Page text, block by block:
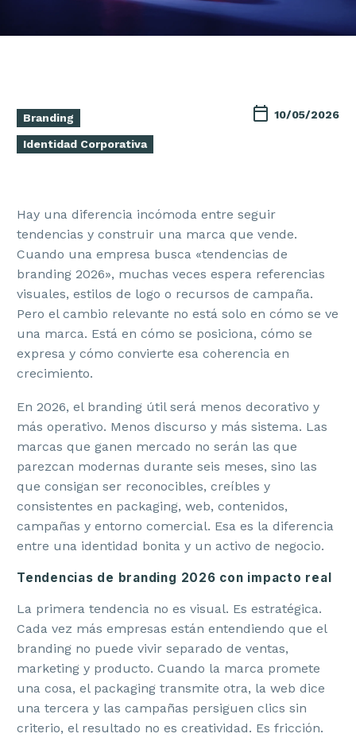
Branding
Identidad Corporativa
10/05/2026
Hay una diferencia incómoda entre seguir
tendencias y construir una marca que vende.
Cuando una empresa busca «tendencias de
branding 2026», muchas veces espera referencias
visuales, estilos de logo o recursos de campaña.
Pero el cambio relevante no está solo en cómo se ve
una marca. Está en cómo se posiciona, cómo se
expresa y cómo convierte esa coherencia en
crecimiento.
En 2026, el branding útil será menos decorativo y
más operativo. Menos discurso y más sistema. Las
marcas que ganen mercado no serán las que
parezcan modernas durante seis meses, sino las
que consigan ser reconocibles, creíbles y
consistentes en packaging, web, contenidos,
campañas y entorno comercial. Esa es la diferencia
entre una identidad bonita y un activo de negocio.
Tendencias de branding 2026 con impacto real
La primera tendencia no es visual. Es estratégica.
Cada vez más empresas están entendiendo que el
branding no puede vivir separado de ventas,
marketing y producto. Cuando la marca promete
una cosa, el packaging transmite otra, la web dice
una tercera y las campañas persiguen clics sin
criterio, el resultado no es creatividad. Es fricción.